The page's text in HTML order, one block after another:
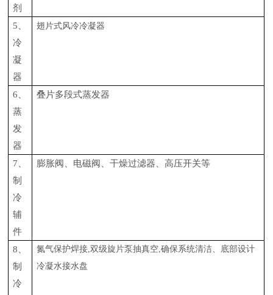
剂
5、
冷
凝
器
翅片式风冷冷凝器
6、
蒸
发
器
叠片多段式蒸发器
7、
制
冷
辅
件
膨胀阀、电磁阀、干燥过滤器、高压开关等
8、
制
冷
氮气保护焊接,双级旋片泵抽真空,确保系统清洁、底部设计
冷凝水接水盘